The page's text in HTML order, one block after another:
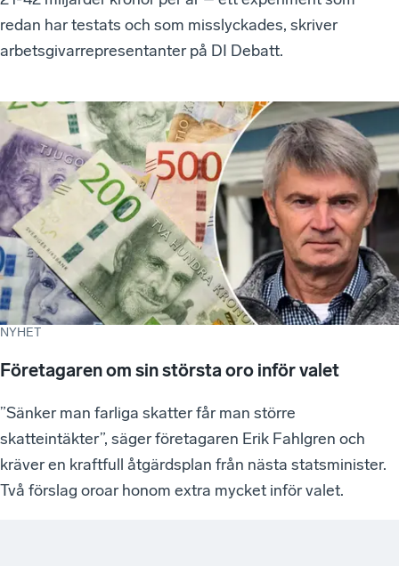
redan har testats och som misslyckades, skriver
arbetsgivarrepresentanter på DI Debatt.
NYHET
Företagaren om sin största oro inför valet
”Sänker man farliga skatter får man större
skatteintäkter”, säger företagaren Erik Fahlgren och
kräver en kraftfull åtgärdsplan från nästa statsminister.
Två förslag oroar honom extra mycket inför valet.